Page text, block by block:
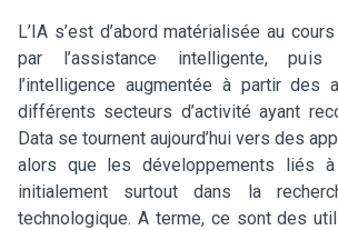
L’IA s’est d’abord matérialisée au
par l’assistance intelligente,
l’intelligence augmentée à partir des
différents secteurs d’activité ayant
Data se tournent aujourd’hui vers des
alors que les développements liés à
initialement surtout dans la
technologique. A terme, ce sont des